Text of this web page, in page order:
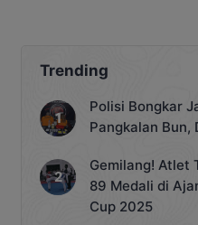
Trending
Polisi Bongkar
Pangkalan Bun,
Gemilang! Atlet
89 Medali di
Cup 2025